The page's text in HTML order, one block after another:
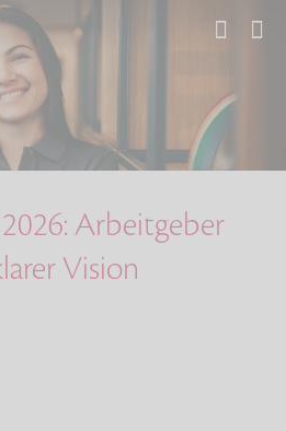
2026
Arbeitgeber
Vision